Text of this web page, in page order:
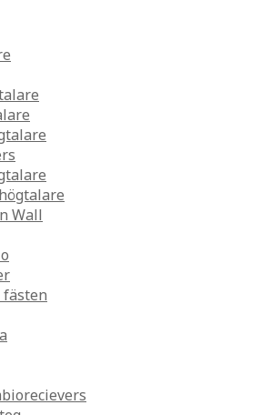
Wall
fästen